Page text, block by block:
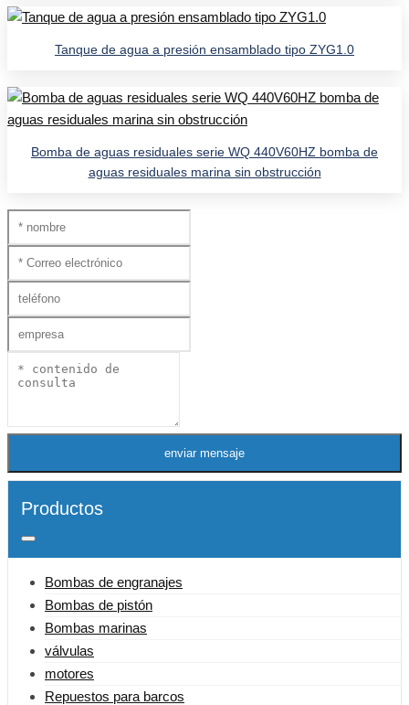
Tanque de agua a presión ensamblado tipo ZYG1.0
Bomba de aguas residuales serie WQ 440V60HZ bomba de
aguas residuales marina sin obstrucción
enviar mensaje
Productos
Bombas de engranajes
Bombas de pistón
Bombas marinas
válvulas
motores
Repuestos para barcos